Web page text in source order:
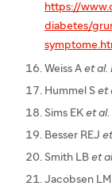
https://
diabetes/
Weiss A et al.
Hummel S et
Sims EK et
Besser REJ
Smith LB et
Jacobsen LM